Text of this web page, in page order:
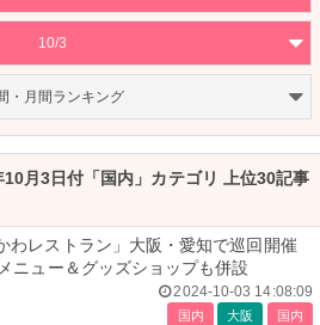
10/3
・月間ランキング
月3日付「国内」カテゴリ 上位30記事
わレストラン」大阪・愛知で巡回開催
ニュー＆グッズショップも併設
2024-10-03 14:08:09
国内 大阪 国内